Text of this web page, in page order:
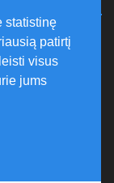
statinių
tremtinių, politinių
„Su Lietuva
statistinę
patirtį
visus
jums